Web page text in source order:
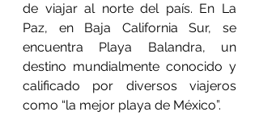
de viajar al norte del país. En La
Paz, en Baja California Sur, se
encuentra Playa Balandra, un
destino mundialmente conocido y
calificado por diversos viajeros
como “la mejor playa de México”.